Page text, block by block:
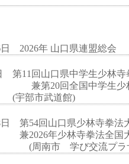
年 山口県連盟総会
山口県中学生少林寺
全国中学生少林寺
武道館)
回山口県少林寺拳法
少林寺拳法全国大
学び交流プラザ